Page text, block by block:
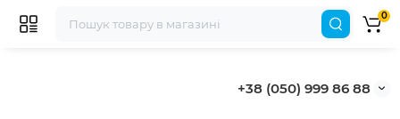
+38 (050) 999 86 88
0